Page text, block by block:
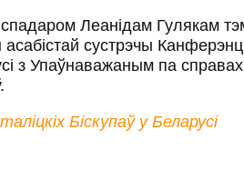
Леанідам Гулякам
сустрэчы
з Упаўнаважаным па справах
Біскупаў у Беларусі